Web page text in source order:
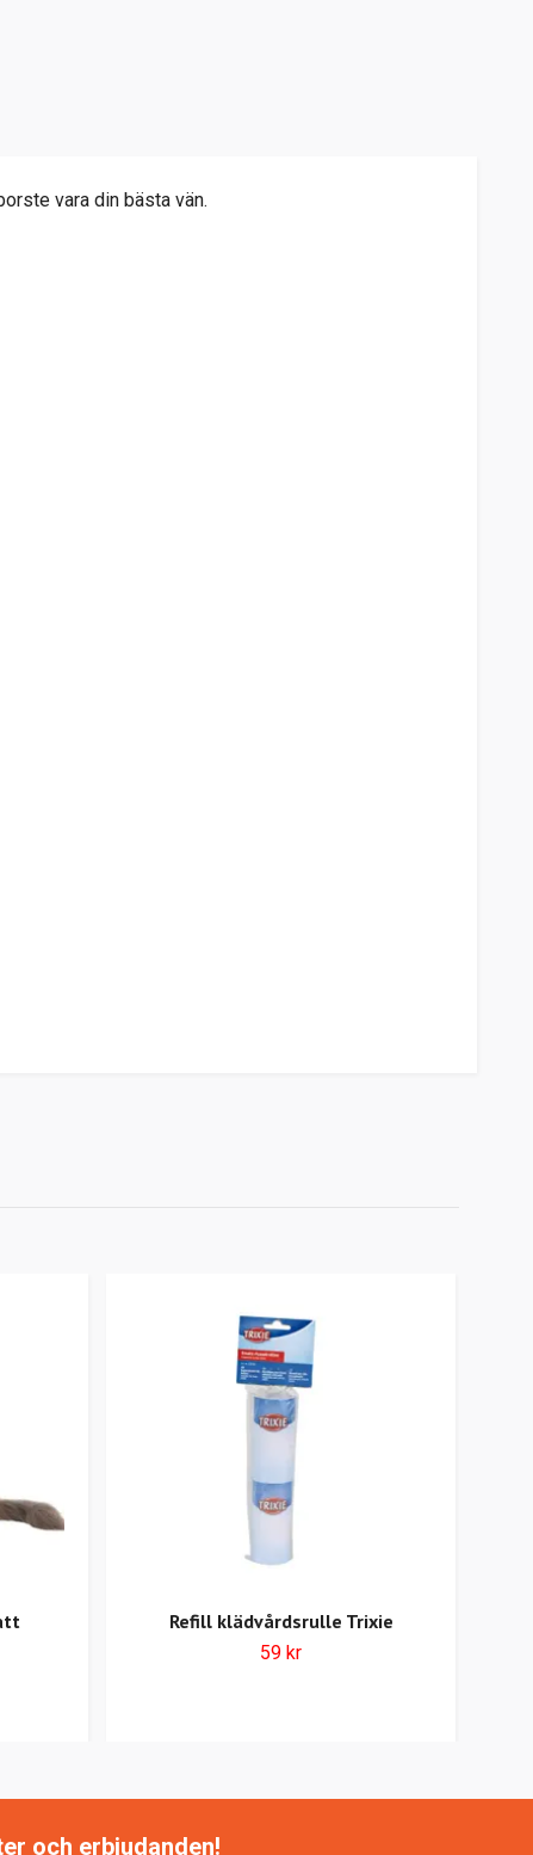
vara din bästa vän.
Refill klädvårdsrulle Trixie
59 kr
och erbjudanden!